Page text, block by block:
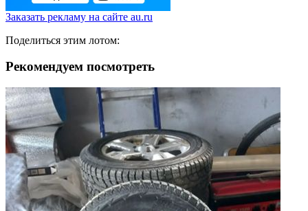
Заказать рекламу на сайте au.ru
Поделиться этим лотом:
Рекомендуем посмотреть